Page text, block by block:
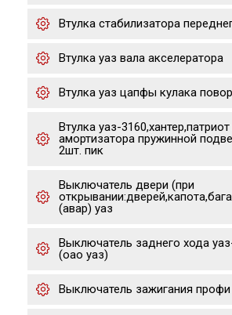
Втулка стабилизатора
Втулка уаз вала акселератора
Втулка уаз цапфы кулака
Втулка уаз-
амортизатора пружинной
2шт. пик
Выключатель двери (при
(авар) уаз
Выключатель заднего хода
(оао уаз)
Выключатель зажигания профи